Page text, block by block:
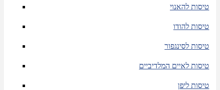
טיסות להאנוי
טיסות להודו
טיסות לסינגפור
טיסות לאיים המלדיביים
טיסות ליפן